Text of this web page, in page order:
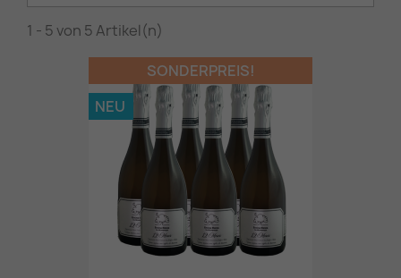
1 - 5 von 5 Artikel(n)
SONDERPREIS!
NEU